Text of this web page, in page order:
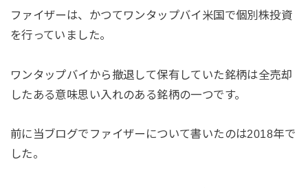
ファイザーは、かつてワンタップバイ米国で個別株投資
を行っていました。
ワンタップバイから撤退して保有していた銘柄は全売却
したある意味思い入れのある銘柄の一つです。
前に当ブログでファイザーについて書いたのは2018年で
した。